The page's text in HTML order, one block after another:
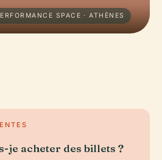
SPACE · ATHÈNES
je acheter des billets ?